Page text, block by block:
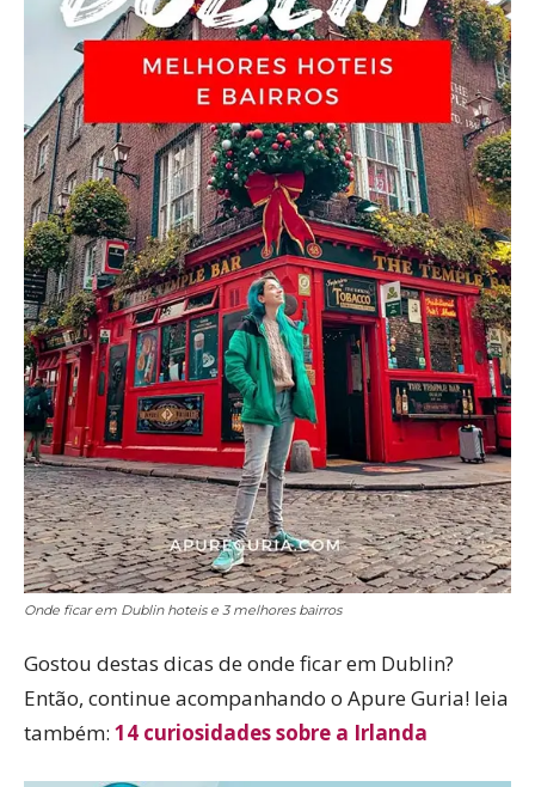
Onde ficar em Dublin hoteis e 3 melhores bairros
Gostou destas dicas de onde ficar em Dublin?
Então, continue acompanhando o Apure Guria! leia
também: 14 curiosidades sobre a Irlanda